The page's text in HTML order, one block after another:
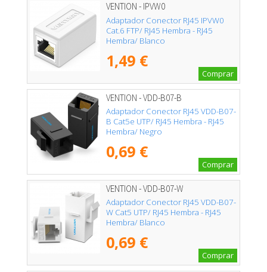
VENTION - IPVW0
Adaptador Conector RJ45 IPVW0
Cat.6 FTP/ RJ45 Hembra - RJ45
Hembra/ Blanco
1,49 €
Comprar
VENTION - VDD-B07-B
Adaptador Conector RJ45 VDD-B07-
B Cat5e UTP/ RJ45 Hembra - RJ45
Hembra/ Negro
0,69 €
Comprar
VENTION - VDD-B07-W
Adaptador Conector RJ45 VDD-B07-
W Cat5 UTP/ RJ45 Hembra - RJ45
Hembra/ Blanco
0,69 €
Comprar